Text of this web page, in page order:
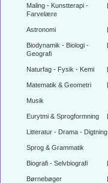
Maling - Kunstterapi -
Farvelære
Astronomi
Biodynamik - Biologi -
Geografi
Naturfag - Fysik - Kemi
Matematik & Geometri
Musik
Eurytmi & Sprogformning
Litteratur - Drama - Digtning
Sprog & Grammatik
Biografi - Selvbiografi
Børnebøger